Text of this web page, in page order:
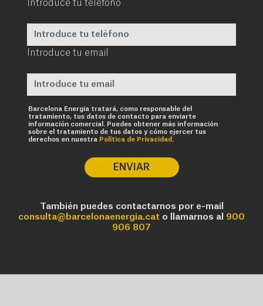
Introduce tu teléfono
Introduce tu email
Barcelona Energia tratará, como responsable del
tratamiento, tus datos de contacto para enviarte
información comercial. Puedes obtener más información
sobre el tratamiento de tus datos y cómo ejercer tus
derechos en nuestra Política de Privacidad.
ENVIAR
También puedes contactarnos por e-mail
consulta@barcelonaenergia.cat o llamarnos al 900
906 807